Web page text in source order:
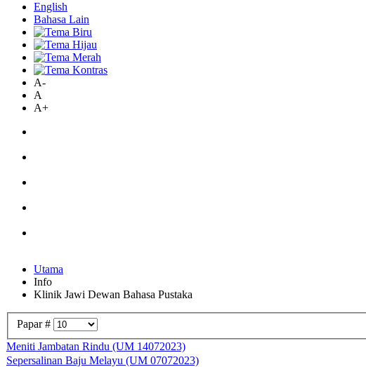
English
Bahasa Lain
A-
A
A+
Utama
Info
Klinik Jawi Dewan Bahasa Pustaka
Papar #
Meniti Jambatan Rindu (UM 14072023)
Sepersalinan Baju Melayu (UM 07072023)